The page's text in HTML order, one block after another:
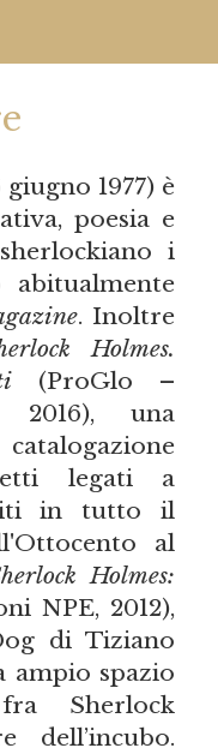
1977) è
poesia e
i
. Inoltre
Holmes.
(ProGlo –
2016), una
legati a
in tutto il
al
Holmes:
NPE, 2012),
di Tiziano
ampio spazio
Sherlock
dell’incubo.